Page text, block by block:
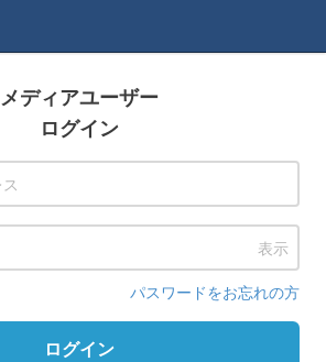
メディアユーザー
ログイン
表示
パスワードをお忘れの方
ログイン